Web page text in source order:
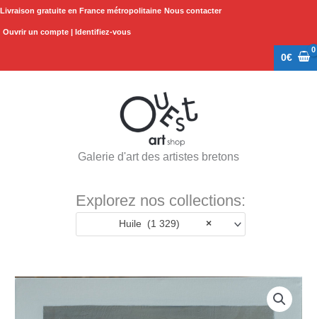
Aller
Livraison gratuite en France métropolitaine Nous contacter
Ouvrir un compte | Identifiez-vous
0€
Galerie d'art des artistes bretons
Explorez nos collections:
×
Huile (1 329)